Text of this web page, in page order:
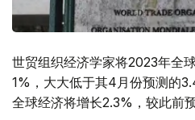
世贸组织经济学家将2023年全
1%，大大低于其4月份预测的
全球经济将增长2.3%，较此前